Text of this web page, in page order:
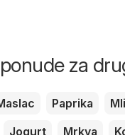
za
Paprika
Jogurt
Mrkva